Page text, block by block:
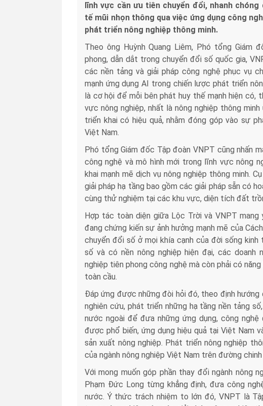
lĩnh vực cần ưu tiên chuyển đổi, nhanh
tế mũi nhọn thông qua việc ứng dụng công
phát triển nông nghiệp thông minh.
Theo ông Huỳnh Quang Liêm, Phó tổng Giám
phong, dẫn dắt trong chuyển đổi số quốc gia,
các nền tảng và giải pháp công nghệ phục vụ
mạnh ứng dụng AI trong chiến lược phát triển
là cơ hội để mỗi bên phát huy thế mạnh hiện có,
vực nông nghiệp, nhất là nông nghiệp thông
triển khai có hiệu quả, nhằm đóng góp vào sự
Việt Nam.
Phó tổng Giám đốc Tập đoàn VNPT cũng nhấn
công nghệ và mô hình mới trong lĩnh vực nông
khai mạnh mẽ dịch vụ nông nghiệp thông minh.
giải pháp hạ tầng bao gồm các giải pháp sẵn có
cùng thử nghiệm tại các khu vực, diện tích đất
Hợp tác toàn diện giữa Lộc Trời và VNPT
đang chứng kiến sự ảnh hưởng mạnh mẽ của
chuyển đổi số ở mọi khía cạnh của đời sống
số và có nền nông nghiệp hiện đại, các doanh
nghiệp tiên phong công nghệ mà còn phải có
toàn cầu.
Đáp ứng được những đòi hỏi đó, theo định hướng
nghiên cứu, phát triển những hạ tầng nền tảng
nước ngoài để đưa những ứng dụng, công
được phổ biến, ứng dụng hiệu quả tại Việt Nam
sản xuất nông nghiệp. Phát triển nông nghiệp
của ngành nông nghiệp Việt Nam trên đường
Với mong muốn góp phần thay đổi ngành nông
Phạm Đức Long từng khẳng định, đưa công
nước. Ý thức trách nhiệm to lớn đó, VNPT là